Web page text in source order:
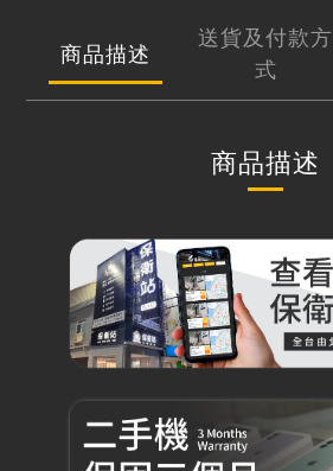
商品描述
送貨及付款方
式
商品描述